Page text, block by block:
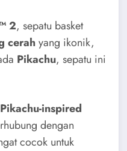
2, sepatu basket
cerahyang ikonik,
Pikachu, sepatu ini
Pikachu-inspired
dengan
cocok untuk